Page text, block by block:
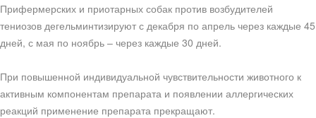
Прифермерских и приотарных собак против возбудителей
тениозов дегельминтизируют с декабря по апрель через каждые 45
дней, с мая по ноябрь – через каждые 30 дней.
При повышенной индивидуальной чувствительности животного к
активным компонентам препарата и появлении аллергических
реакций применение препарата прекращают.